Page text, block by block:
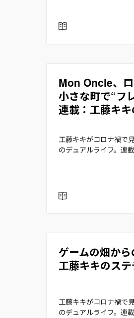
R
E
Mon Oncle、
小さな町で“フ
連載：工藤キ
工藤キキがコロナ禍で
のデュアルライフ。連載
R
E
ゲームの畑か
工藤キキのス
工藤キキがコロナ禍で
のデュアルライフ。連